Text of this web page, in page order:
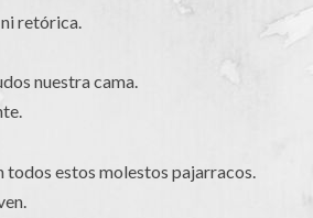
retórica.
nuestra cama.
todos estos molestos pajarracos.